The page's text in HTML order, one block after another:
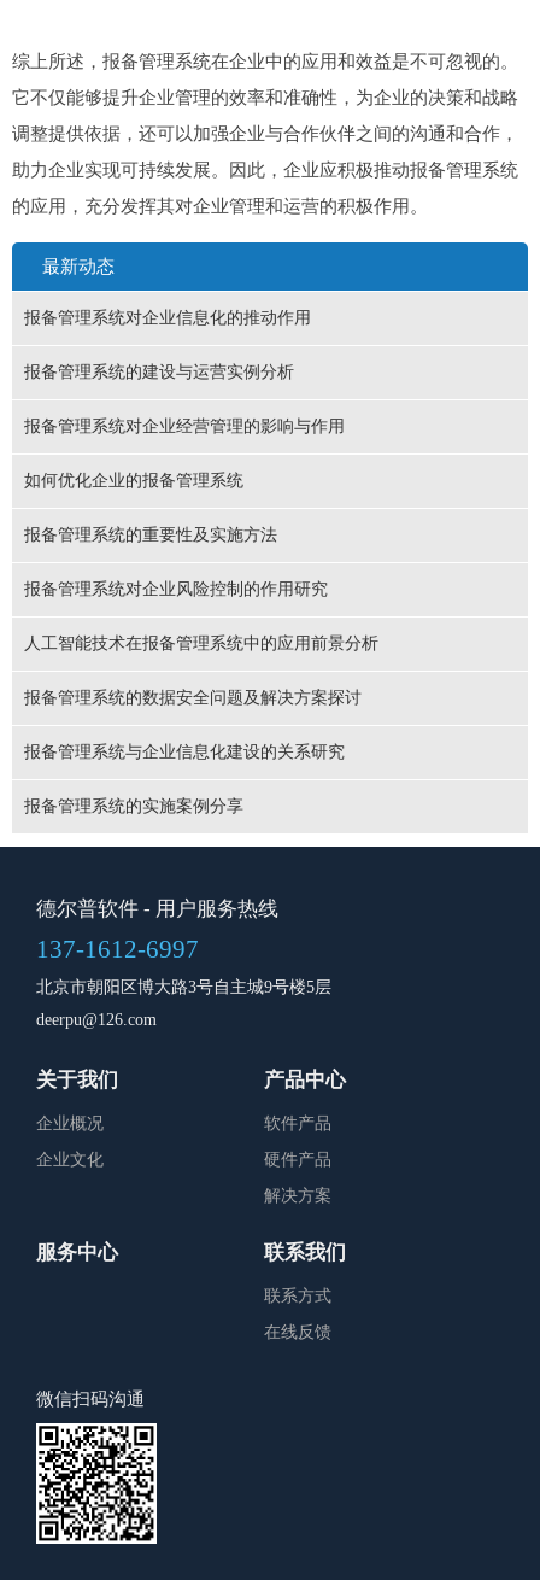
综上所述，报备管理系统在企业中的应用和效益是不可忽视的。
它不仅能够提升企业管理的效率和准确性，为企业的决策和战略
调整提供依据，还可以加强企业与合作伙伴之间的沟通和合作，
助力企业实现可持续发展。因此，企业应积极推动报备管理系统
的应用，充分发挥其对企业管理和运营的积极作用。
最新动态
报备管理系统对企业信息化的推动作用
报备管理系统的建设与运营实例分析
报备管理系统对企业经营管理的影响与作用
如何优化企业的报备管理系统
报备管理系统的重要性及实施方法
报备管理系统对企业风险控制的作用研究
人工智能技术在报备管理系统中的应用前景分析
报备管理系统的数据安全问题及解决方案探讨
报备管理系统与企业信息化建设的关系研究
报备管理系统的实施案例分享
德尔普软件 - 用户服务热线
137-1612-6997
北京市朝阳区博大路3号自主城9号楼5层
deerpu@126.com
关于我们
企业概况
企业文化
产品中心
软件产品
硬件产品
解决方案
服务中心 联系我们
联系方式
在线反馈
微信扫码沟通